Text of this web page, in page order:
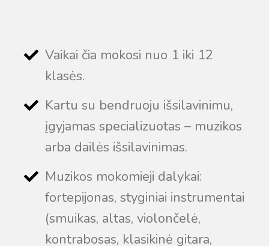
Vaikai čia mokosi nuo 1 iki 12
klasės.
Kartu su bendruoju išsilavinimu,
įgyjamas specializuotas – muzikos
arba dailės išsilavinimas.
Muzikos mokomieji dalykai:
fortepijonas, styginiai instrumentai
(smuikas, altas, violončelė,
kontrabosas, klasikinė gitara,
Sveiki! Taip, aš esu virtualus. Tačiau dirbtinis intelektas
suteikia man galimybę ne tik analizuoti Jūsų klausimą, bet
dar tobulai atsimenu visą šioje svetainėje pateiktą
informaciją. Jei visgi man pritrūks išmanumo - pateiksiu
Jums reikiamus kontaktus, kur galėsite pasiklausti
atsakingo specialisto.